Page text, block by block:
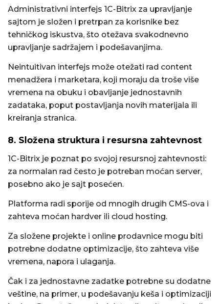
Administrativni interfejs 1C-Bitrix za upravljanje
sajtom je složen i pretrpan za korisnike bez
tehničkog iskustva, što otežava svakodnevno
upravljanje sadržajem i podešavanjima.
Neintuitivan interfejs može otežati rad content
menadžera i marketara, koji moraju da troše više
vremena na obuku i obavljanje jednostavnih
zadataka, poput postavljanja novih materijala ili
kreiranja stranica.
8. Složena struktura i resursna zahtevnost
1C-Bitrix je poznat po svojoj resursnoj zahtevnosti:
za normalan rad često je potreban moćan server,
posebno ako je sajt posećen.
Platforma radi sporije od mnogih drugih CMS-ova i
zahteva moćan hardver ili cloud hosting.
Za složene projekte i online prodavnice mogu biti
potrebne dodatne optimizacije, što zahteva više
vremena, napora i ulaganja.
Čak i za jednostavne zadatke potrebne su dodatne
veštine, na primer, u podešavanju keša i optimizaciji